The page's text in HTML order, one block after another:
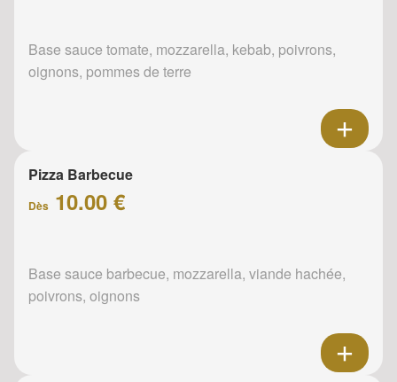
Base sauce tomate, mozzarella, kebab, poivrons,
oignons, pommes de terre
Pizza Barbecue
Dès 10.00 €
Base sauce barbecue, mozzarella, viande hachée,
poivrons, oignons